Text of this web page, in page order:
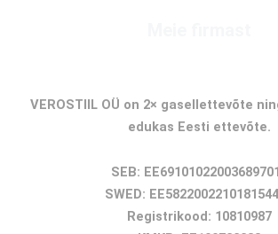
VEROSTIIL OÜ on 2× gasellettevõte
edukas Eesti ettevõte.
SEB:
SWED:
Registrikood: 10810987